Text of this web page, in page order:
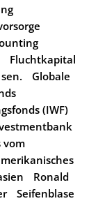
Fluchtkapital
Globale
(IWF)
vom
Ronald
Seifenblase